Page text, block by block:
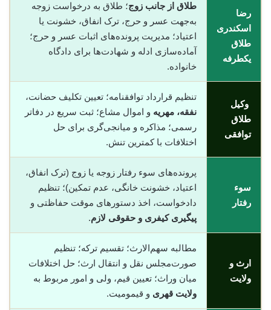
رضا
اسکندری
طلاق
یکطرفه
طلاق از جانب زوج؛ طلاق به درخواست زوجه
به‌جهت عسر و حرج، ترک انفاق، خشونت یا
اعتیاد؛ مدیریت پرونده‌های اثبات عسر و حرج؛
آماده‌سازی ادله و شهادت‌ها برای دادگاه
خانواده.
وکیل
طلاق
توافقی
تنظیم قرارداد توافقنامه؛ تعیین تکلیف حضانت،
نفقه، مهریه و اموال مشاع؛ ثبت سریع در دفاتر
رسمی؛ مذاکره و میانجی‌گری برای حل
اختلافات با کمترین تنش.
سوء
رفتار
پرونده‌های سوء رفتار زوجه یا زوج (ترک انفاق،
اعتیاد، خشونت خانگی، عدم تمکین)؛ تنظیم
دادخواست، اخذ دستورهای موقت حفاظتی و
پیگیری کیفری و حقوقی لازم.
ارث و
ولایت
مطالبه سهم‌الارث؛ تقسیم ترکه؛ تنظیم
صورت‌مجلس نقل و انتقال ارث؛ حل اختلافات
میان وراث؛ تعیین قیم، ولی و امور مربوط به
ولایت قهری و قیمومیت.